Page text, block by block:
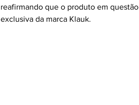
reafirmando que o produto em
exclusiva da marca Klauk.